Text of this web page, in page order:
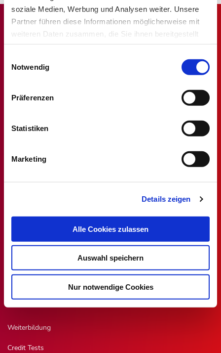
soziale Medien, Werbung und Analysen weiter. Unsere
Partner führen diese Informationen möglicherweise mit
weiteren Daten zusammen, die Sie ihnen bereitgestellt
haben oder die sie im Rahmen Ihrer Nutzung der Dienste
Notwendig
Präferenzen
Statistiken
Marketing
Details zeigen
Alle Cookies zulassen
Auswahl speichern
Nur notwendige Cookies
MTF/MTAF Stellenangebote
Ansprechpartner
DVTA-Homepage
Weiterbildung
Credit Tests